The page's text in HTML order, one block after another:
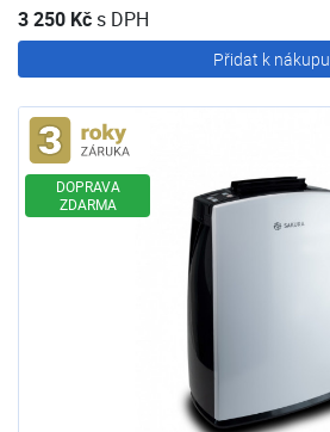
3 250 Kčs DPH
Přidat k nákupu
DOPRAVA
ZDARMA